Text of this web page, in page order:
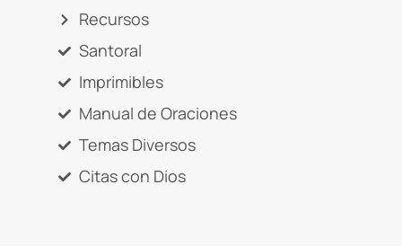
Recursos
Santoral
Imprimibles
Manual de Oraciones
Temas Diversos
Citas con Dios